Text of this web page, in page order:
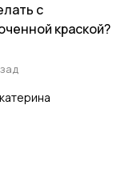
с
краской?